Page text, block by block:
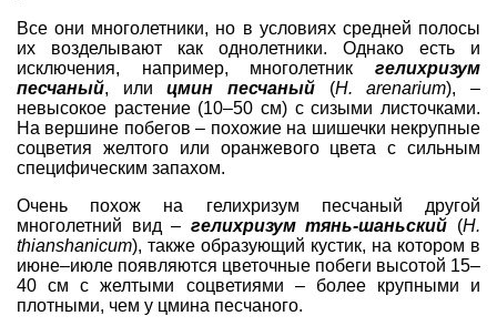
Все они многолетники, но в условиях средней полосы
их возделывают как однолетники. Однако есть и
исключения, например, многолетник гелихризум
песчаный, илицмин песчаный (H. arenarium), –
невысокое растение (10–50 см) с сизыми листочками.
На вершине побегов – похожие на шишечки некрупные
соцветия желтого или оранжевого цвета с сильным
специфическим запахом.
Очень похож на гелихризум песчаный другой
многолетний вид – гелихризум тянь-шаньский (H.
thianshanicum), также образующий кустик, на котором в
июне–июле появляются цветочные побеги высотой 15–
40 см с желтыми соцветиями – более крупными и
плотными, чем у цмина песчаного.